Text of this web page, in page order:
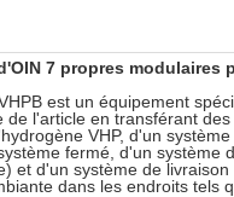
7 propres modulaires
est un équipement
l'article en transférant
VHP, d'un
fermé, d'un système
et d'un système de
dans les endroits tels